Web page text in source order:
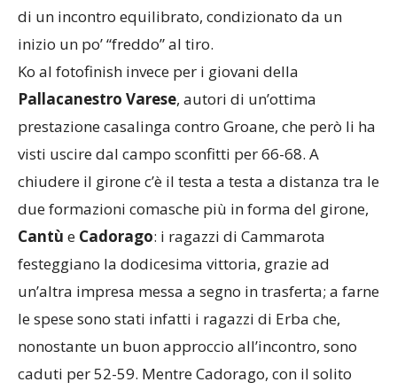
di un incontro equilibrato, condizionato da un
inizio un po’ “freddo” al tiro.
Ko al fotofinish invece per i giovani della
Pallacanestro Varese, autori di un’ottima
prestazione casalinga contro Groane, che però li ha
visti uscire dal campo sconfitti per 66-68. A
chiudere il girone c’è il testa a testa a distanza tra le
due formazioni comasche più in forma del girone,
Cantù e Cadorago: i ragazzi di Cammarota
festeggiano la dodicesima vittoria, grazie ad
un’altra impresa messa a segno in trasferta; a farne
le spese sono stati infatti i ragazzi di Erba che,
nonostante un buon approccio all’incontro, sono
caduti per 52-59. Mentre Cadorago, con il solito